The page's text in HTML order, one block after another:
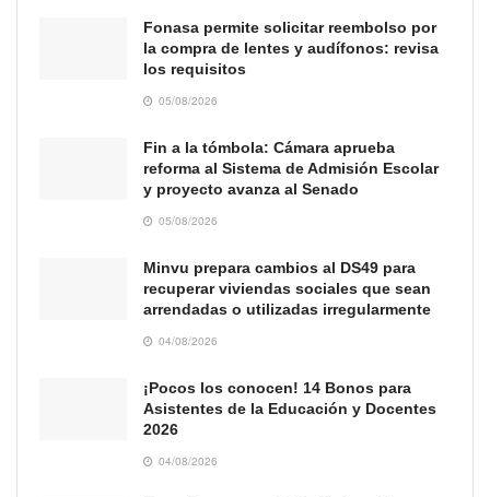
Fonasa permite solicitar reembolso por
la compra de lentes y audífonos: revisa
los requisitos
05/08/2026
Fin a la tómbola: Cámara aprueba
reforma al Sistema de Admisión Escolar
y proyecto avanza al Senado
05/08/2026
Minvu prepara cambios al DS49 para
recuperar viviendas sociales que sean
arrendadas o utilizadas irregularmente
04/08/2026
¡Pocos los conocen! 14 Bonos para
Asistentes de la Educación y Docentes
2026
04/08/2026